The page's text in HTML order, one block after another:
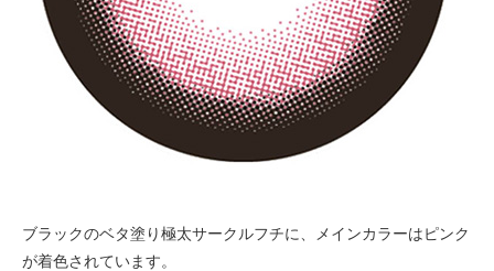
ブラックのベタ塗り極太サークルフチに、メインカラーはピンク
が着色されています。